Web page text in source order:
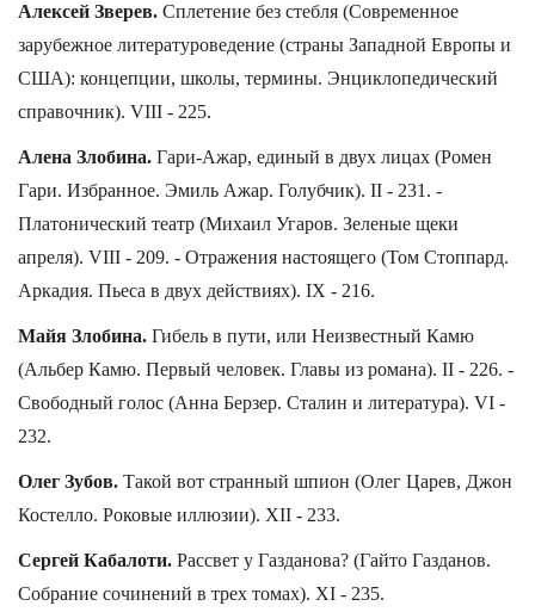
Алексей Зверев. Сплетение без стебля (Современное
зарубежное литературоведение (страны Западной Европы и
США): концепции, школы, термины. Энциклопедический
справочник). VIII - 225.
Алена Злобина. Гари-Ажар, единый в двух лицах (Ромен
Гари. Избранное. Эмиль Ажар. Голубчик). II - 231. -
Платонический театр (Михаил Угаров. Зеленые щеки
апреля). VIII - 209. - Отражения настоящего (Том Стоппард.
Аркадия. Пьеса в двух действиях). IX - 216.
Майя Злобина. Гибель в пути, или Неизвестный Камю
(Альбер Камю. Первый человек. Главы из романа). II - 226. -
Свободный голос (Анна Берзер. Сталин и литература). VI -
232.
Олег Зубов. Такой вот странный шпион (Олег Царев, Джон
Костелло. Роковые иллюзии). XII - 233.
Сергей Кабалоти. Рассвет у Газданова? (Гайто Газданов.
Собрание сочинений в трех томах). XI - 235.